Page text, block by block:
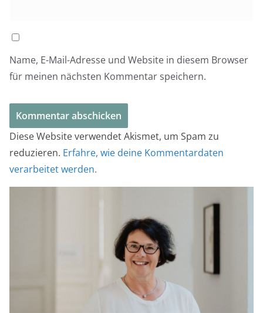
Name, E-Mail-Adresse und Website in diesem Browser
für meinen nächsten Kommentar speichern.
Diese Website verwendet Akismet, um Spam zu
reduzieren. Erfahre, wie deine Kommentardaten
verarbeitet werden.